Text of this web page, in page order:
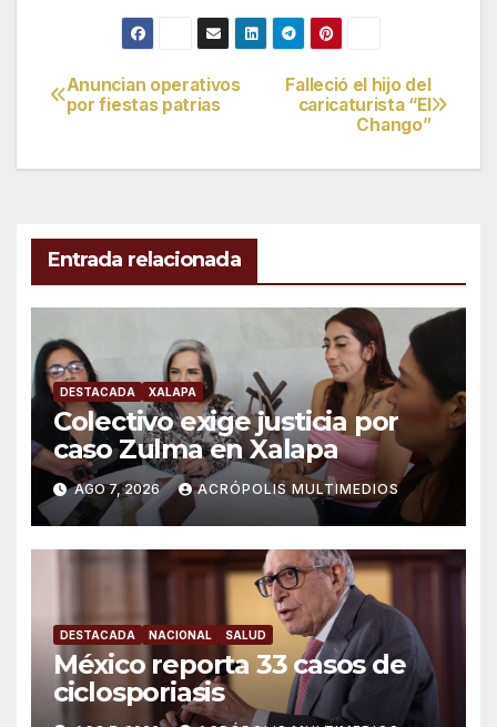
Navegación
Falleció el hijo del
caricaturista “El
Chango”
Anuncian operativos
por fiestas patrias
Entrada relacionada
DESTACADA XALAPA
Colectivo exige justicia por
caso Zulma en Xalapa
AGO 7, 2026 ACRÓPOLIS MULTIMEDIOS
DESTACADA NACIONAL SALUD
México reporta 33 casos de
ciclosporiasis